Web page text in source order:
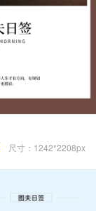
尺寸：1242*2208px